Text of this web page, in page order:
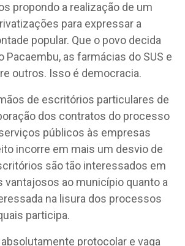
propondo a realização de um
para expressar a
popular. Que o povo decida
Pacaembu, as farmácias do SUS e
outros. Isso é democracia.
de escritórios particulares de
dos contratos do processo
públicos às empresas
incorre em mais um desvio de
são tão interessados em
vantajosos ao município quanto a
na lisura dos processos
participa.
protocolar e vaga